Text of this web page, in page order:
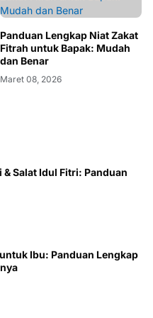
Panduan Lengkap Niat Zakat
Fitrah untuk Bapak: Mudah
dan Benar
Maret 08, 2026
& Salat Idul Fitri: Panduan
Ibu: Panduan Lengkap